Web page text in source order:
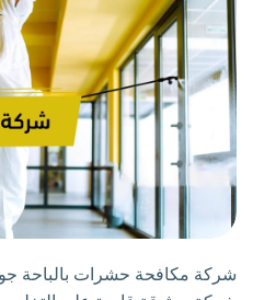
شركة مكافحة حشرات بالباحة